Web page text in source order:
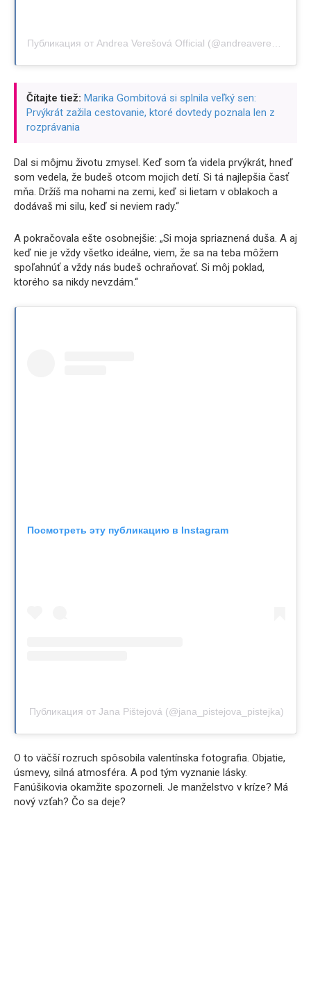
Čítajte tiež: Marika Gombitová si splnila veľký sen:
Prvýkrát zažila cestovanie, ktoré dovtedy poznala len z
rozprávania
Dal si môjmu životu zmysel. Keď som ťa videla prvýkrát, hneď
som vedela, že budeš otcom mojich detí. Si tá najlepšia časť
mňa. Držíš ma nohami na zemi, keď si lietam v oblakoch a
dodávaš mi silu, keď si neviem rady.“
A pokračovala ešte osobnejšie: „Si moja spriaznená duša. A aj
keď nie je vždy všetko ideálne, viem, že sa na teba môžem
spoľahnúť a vždy nás budeš ochraňovať. Si môj poklad,
ktorého sa nikdy nevzdám.“
Посмотреть эту публикацию в Instagram
Публикация от Jana Pištejová (@jana_pistejova_pistejka)
O to väčší rozruch spôsobila valentínska fotografia. Objatie,
úsmevy, silná atmosféra. A pod tým vyznanie lásky.
Fanúšikovia okamžite spozorneli. Je manželstvo v kríze? Má
nový vzťah? Čo sa deje?